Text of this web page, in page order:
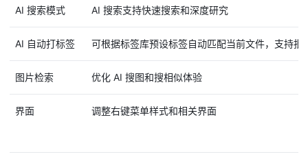
AI 搜索模式 AI 搜索支持快速搜索和深度研究
AI 自动打标签 可根据标签库预设标签自动匹配当前文件，支持批
图片检索 优化 AI 搜图和搜相似体验
界面 调整右键菜单样式和相关界面